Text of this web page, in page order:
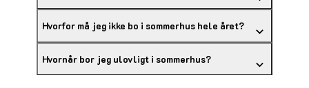
Hvorfor må jeg ikke bo i sommerhus hele året?
Hvornår bor jeg ulovligt i sommerhus?